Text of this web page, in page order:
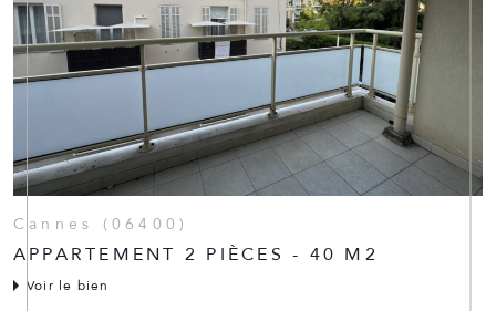
Cannes (06400)
APPARTEMENT 2 PIÈCES - 40 M2
Voir le bien